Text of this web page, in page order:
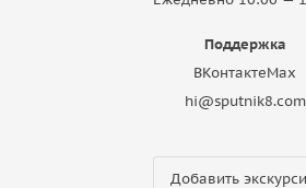
Поддержка
ВКонтактеMax
hi@sputnik8.com
Добавить